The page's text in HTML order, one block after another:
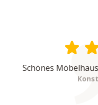
Schönes